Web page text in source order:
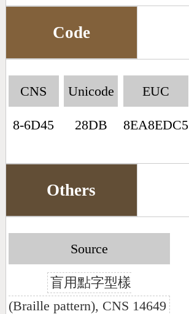
Code
CNS
8-6D45
Unicode
28DB
EUC
8EA8EDC5
Others
Source
盲用點字型樣
(Braille pattern), CNS 14649